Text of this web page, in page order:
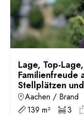
Lage, Top-
Familienfreude
Stellplätzen
Aachen / Brand
139 m²
3